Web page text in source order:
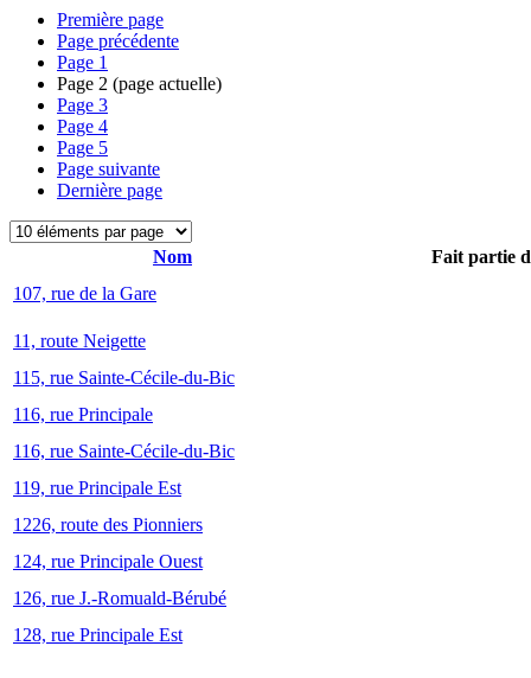
Première page
Page précédente
Page 1
Page 2 (page actuelle)
Page 3
Page 4
Page 5
Page suivante
Dernière page
Nom
Fait partie
107, rue de la Gare
11, route Neigette
115, rue Sainte-Cécile-du-Bic
116, rue Principale
116, rue Sainte-Cécile-du-Bic
119, rue Principale Est
1226, route des Pionniers
124, rue Principale Ouest
126, rue J.-Romuald-Bérubé
128, rue Principale Est